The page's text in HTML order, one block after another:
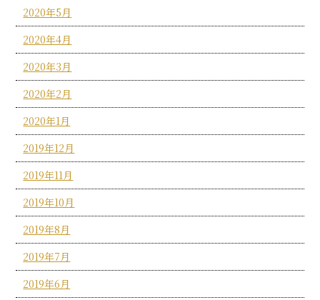
2020年5月
2020年4月
2020年3月
2020年2月
2020年1月
2019年12月
2019年11月
2019年10月
2019年8月
2019年7月
2019年6月